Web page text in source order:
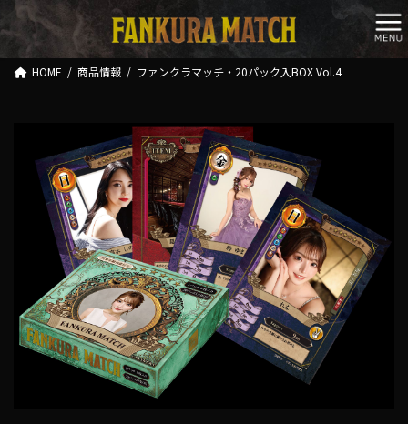
ン
ン
ビ
ー
HOME 商品情報 ファンクラマッチ・20パック入BOX Vol.4